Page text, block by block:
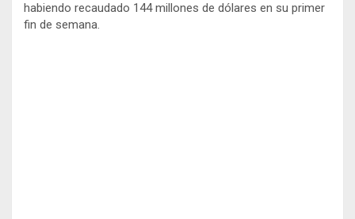
habiendo recaudado 144 millones de dólares en su primer
fin de semana.